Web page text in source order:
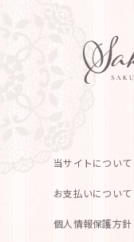
当サイトについて
お支払いについて
個人情報保護方針